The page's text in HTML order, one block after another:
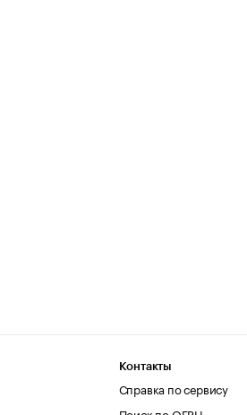
Контакты
Справка по сервису